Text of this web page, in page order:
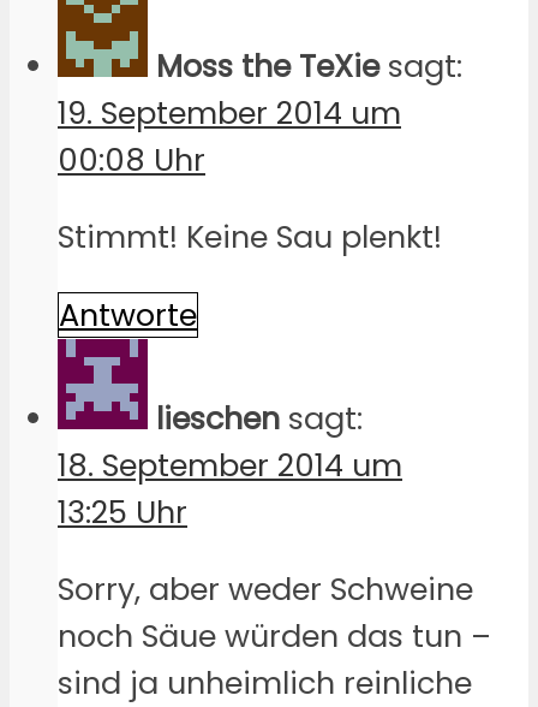
Moss the TeXie sagt:
19. September 2014 um
00:08 Uhr
Stimmt! Keine Sau plenkt!
Antworte
lieschen sagt:
18. September 2014 um
13:25 Uhr
Sorry, aber weder Schweine
noch Säue würden das tun –
sind ja unheimlich reinliche